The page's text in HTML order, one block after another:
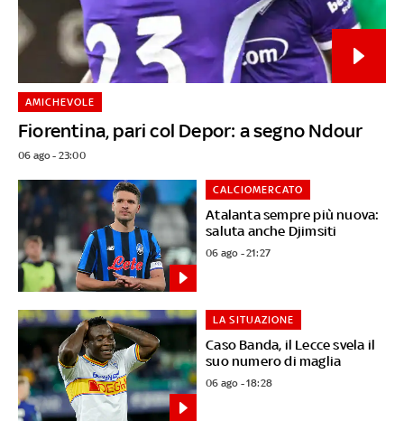
Fiorentina, pari col Depor: a segno Ndour
AMICHEVOLE
06 ago - 23:00
Atalanta sempre più nuova:
saluta anche Djimsiti
CALCIOMERCATO
06 ago - 21:27
Caso Banda, il Lecce svela il
suo numero di maglia
LA SITUAZIONE
06 ago - 18:28